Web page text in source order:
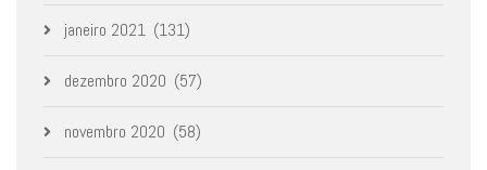
janeiro 2021 (131)
dezembro 2020 (57)
novembro 2020 (58)